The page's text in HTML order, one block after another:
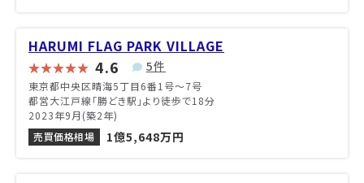
HARUMI FLAG PARK VILLAGE
4.6 5件
東京都中央区晴海5丁目6番1号〜7号
都営大江戸線「勝どき駅」より徒歩で18分
2023年9月(築2年)
売買価格相場
1億5,648万円